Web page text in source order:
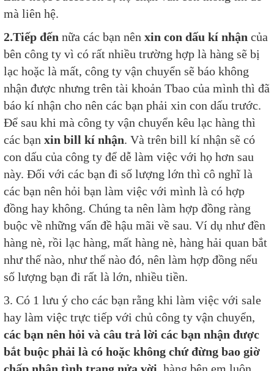
mà liên hệ.
2.Tiếp đến nữa các bạn nên xin con dấu kí nhận của
bên công ty vì có rất nhiều trường hợp là hàng sẽ bị
lạc hoặc là mất, công ty vận chuyển sẽ báo không
nhận được nhưng trên tài khoản Tbao của mình thì đã
báo kí nhận cho nên các bạn phải xin con dấu trước.
Để sau khi mà công ty vận chuyển kêu lạc hàng thì
các bạn xin bill kí nhận. Và trên bill kí nhận sẽ có
con dấu của công ty để dễ làm việc với họ hơn sau
này. Đối với các bạn đi số lượng lớn thì cô nghĩ là
các bạn nên hỏi bạn làm việc với mình là có hợp
đồng hay không. Chúng ta nên làm hợp đồng ràng
buộc về những vấn đề hậu mãi về sau. Ví dụ như đền
hàng nè, rồi lạc hàng, mất hàng nè, hàng hải quan bắt
như thế nào, như thế nào đó, nên làm hợp đồng nếu
số lượng bạn đi rất là lớn, nhiều tiền.
3. Có 1 lưu ý cho các bạn rằng khi làm việc với sale
hay làm việc trực tiếp với chủ công ty vận chuyển,
các bạn nên hỏi và câu trả lời các bạn nhận được
bắt buộc phải là có hoặc không chứ đừng bao giờ